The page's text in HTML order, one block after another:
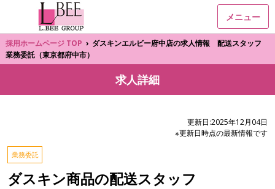
メニュー
採用ホームページ TOP › ダスキンエルビー府中店の求人情報 配送スタッフ
業務委託（東京都府中市）
求人詳細
更新日:2025年12月04日
※更新日時点の最新情報です
業務委託
ダスキン商品の配送スタッフ